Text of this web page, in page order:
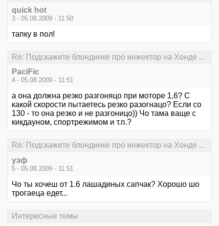
quick hot
3 - 05.08.2009 - 11:50
тапку в пол!
Re: Подскажите блондинке про инжектор на Хонде ...
PaciFic
4 - 05.08.2009 - 11:51
а она должна резко разгоняцо при моторе 1,6? С
какой скорости пытаетесь резко разогнацо? Если со
130 - то она резко и не разгоницо)) Чо тама ваще с
кикдауном, спортрежимом и т.п.?
Re: Подскажите блондинке про инжектор на Хонде ...
уэф
5 - 05.08.2009 - 11:51
Чо ты хочеш от 1.6 лашадиных сапчак? Хорошо шо
трогаеца едет...
Интересные темы